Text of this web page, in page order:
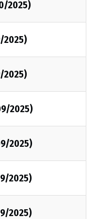
2025)
2025)
2025)
2025)
2025)
2025)
2025)